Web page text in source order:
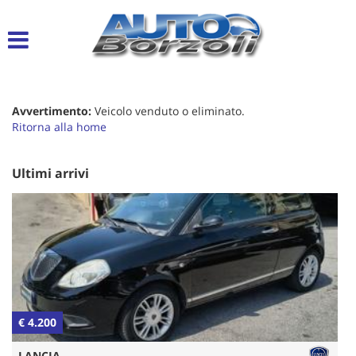
Avvertimento: Veicolo venduto o eliminato.
Ritorna alla home
Ultimi arrivi
€ 4.200
Le
tue
Il
ti
esprimere
tue
preferenze
di
consenso
alle
tecnologie
di